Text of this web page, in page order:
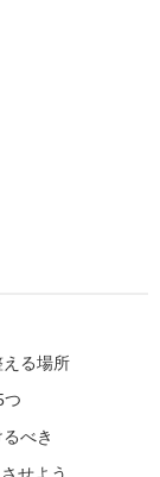
える場所
つ
べき